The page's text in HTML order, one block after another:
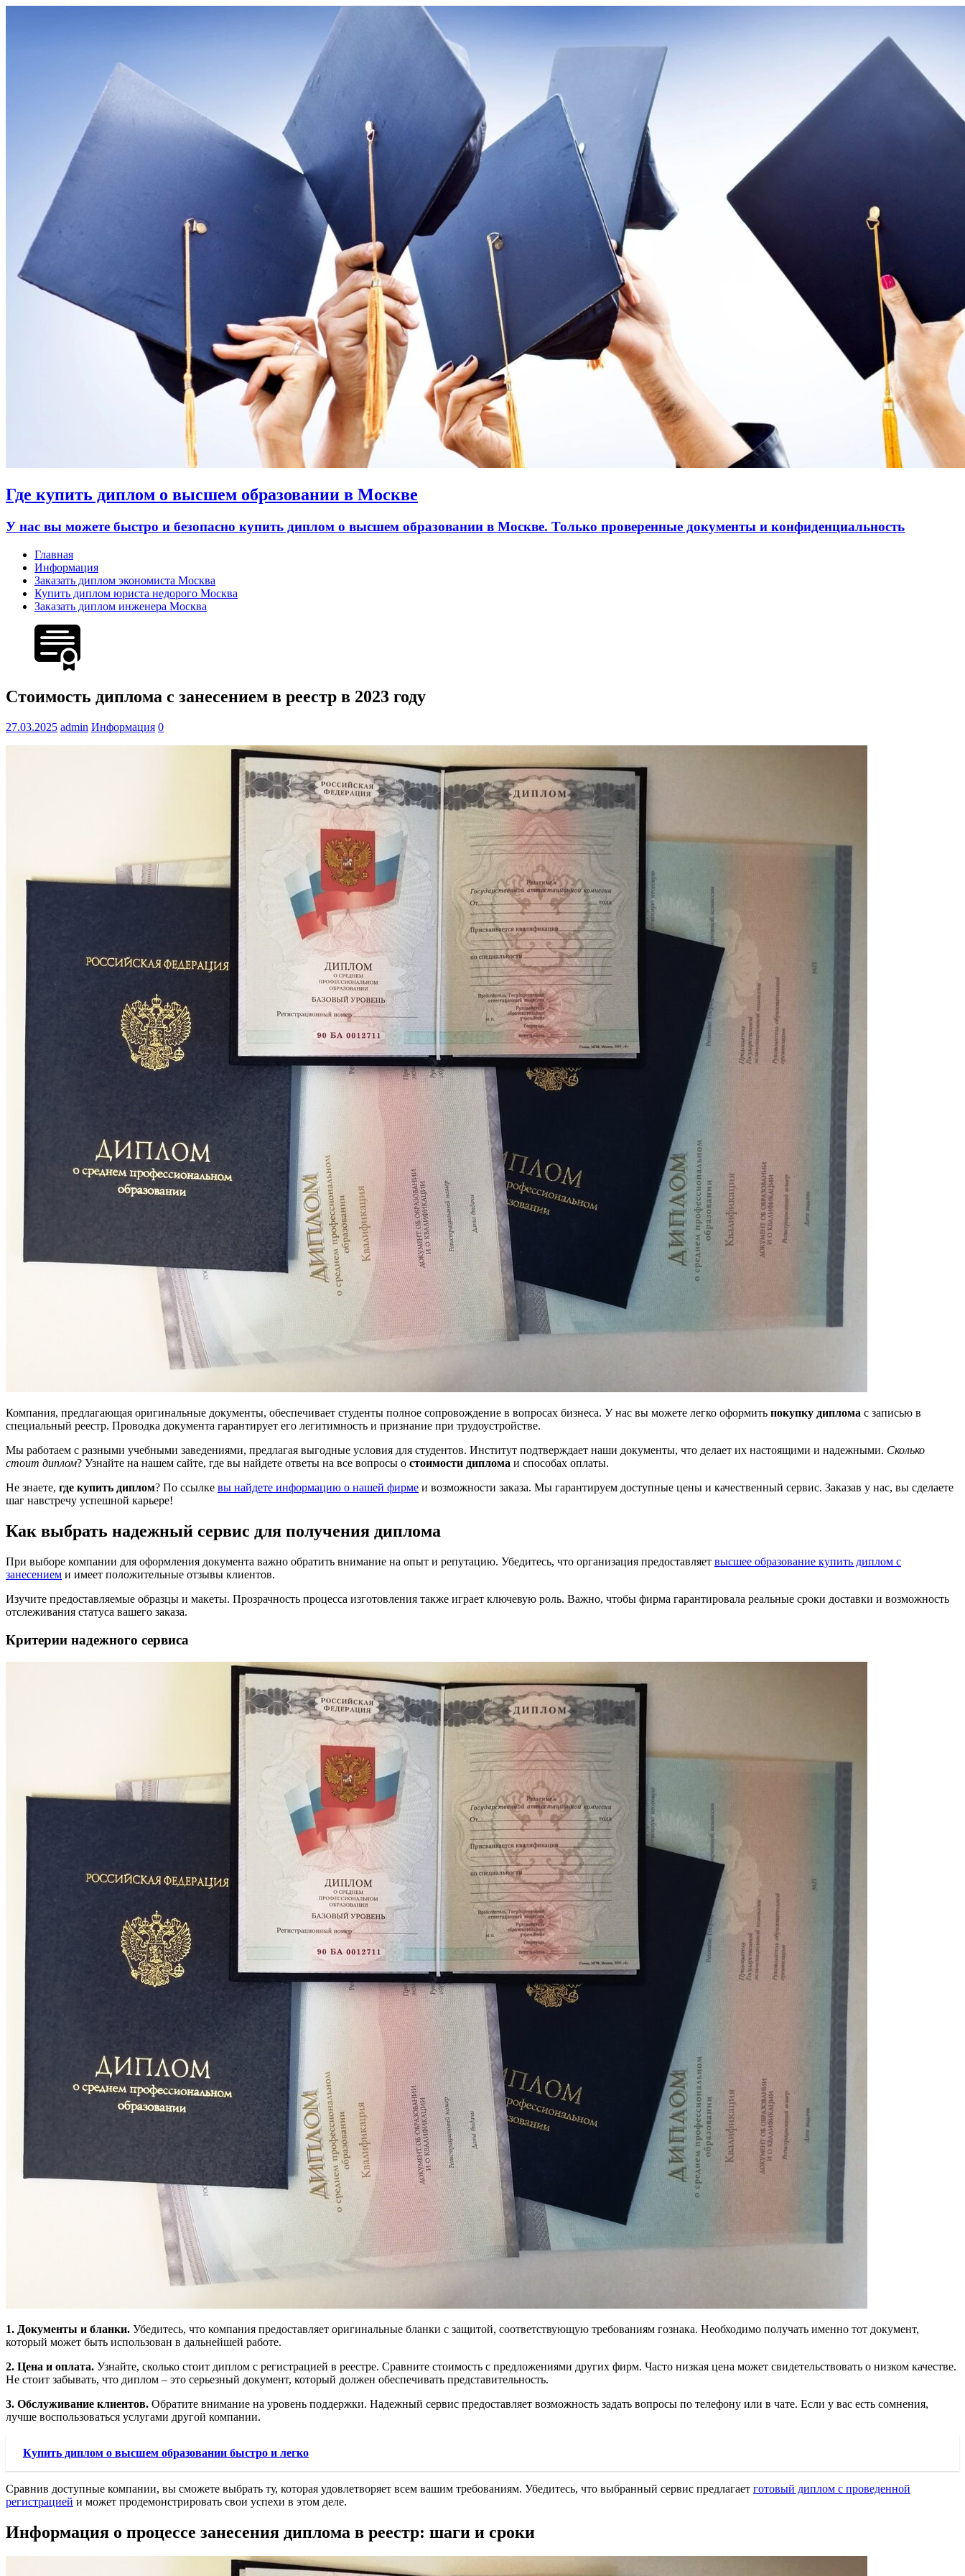
Где купить диплом о высшем образовании в Москве
У нас вы можете быстро и безопасно купить диплом о высшем образовании в Москве. Только проверенные документы и конфиденциальность
Главная
Информация
Заказать диплом экономиста Москва
Купить диплом юриста недорого Москва
Заказать диплом инженера Москва
Стоимость диплома с занесением в реестр в 2023 году
27.03.2025 admin Информация 0
Компания, предлагающая оригинальные документы, обеспечивает студенты полное сопровождение в вопросах бизнеса. У нас вы можете легко оформить покупку диплома с записью в
специальный реестр. Проводка документа гарантирует его легитимность и признание при трудоустройстве.
Мы работаем с разными учебными заведениями, предлагая выгодные условия для студентов. Институт подтверждает наши документы, что делает их настоящими и надежными. Сколько
стоит диплом? Узнайте на нашем сайте, где вы найдете ответы на все вопросы о стоимости диплома и способах оплаты.
Не знаете, где купить диплом? По ссылке вы найдете информацию о нашей фирме и возможности заказа. Мы гарантируем доступные цены и качественный сервис. Заказав у нас, вы сделаете
шаг навстречу успешной карьере!
Как выбрать надежный сервис для получения диплома
При выборе компании для оформления документа важно обратить внимание на опыт и репутацию. Убедитесь, что организация предоставляет высшее образование купить диплом с
занесением и имеет положительные отзывы клиентов.
Изучите предоставляемые образцы и макеты. Прозрачность процесса изготовления также играет ключевую роль. Важно, чтобы фирма гарантировала реальные сроки доставки и возможность
отслеживания статуса вашего заказа.
Критерии надежного сервиса
1. Документы и бланки. Убедитесь, что компания предоставляет оригинальные бланки с защитой, соответствующую требованиям гознака. Необходимо получать именно тот документ,
который может быть использован в дальнейшей работе.
2. Цена и оплата. Узнайте, сколько стоит диплом с регистрацией в реестре. Сравните стоимость с предложениями других фирм. Часто низкая цена может свидетельствовать о низком качестве.
Не стоит забывать, что диплом – это серьезный документ, который должен обеспечивать представительность.
3. Обслуживание клиентов. Обратите внимание на уровень поддержки. Надежный сервис предоставляет возможность задать вопросы по телефону или в чате. Если у вас есть сомнения,
лучше воспользоваться услугами другой компании.
Купить диплом о высшем образовании быстро и легко
Сравнив доступные компании, вы сможете выбрать ту, которая удовлетворяет всем вашим требованиям. Убедитесь, что выбранный сервис предлагает готовый диплом с проведенной
регистрацией и может продемонстрировать свои успехи в этом деле.
Информация о процессе занесения диплома в реестр: шаги и сроки